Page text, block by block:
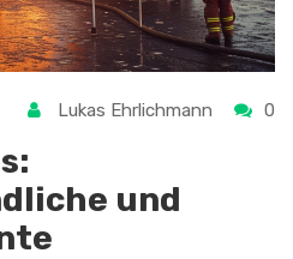
Lukas Ehrlichmann 0
und